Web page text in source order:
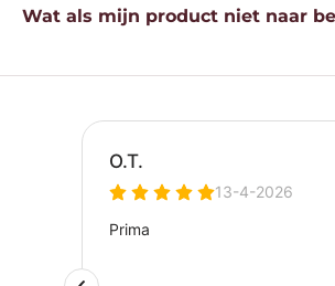
Wat als mijn product niet naar